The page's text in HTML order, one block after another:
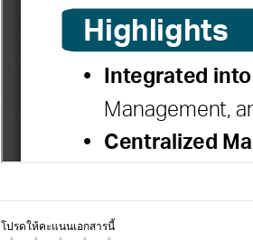
โปรดให้คะแนนเอกสารนี้